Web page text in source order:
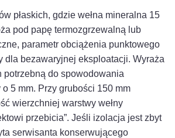
płaskich, gdzie wełna mineralna 15
pod papę termozgrzewalną lub
parametr obciążenia punktowego
dla bezawaryjnej eksploatacji. Wyraża
potrzebną do spowodowania
o 5 mm. Przy grubości 150 mm
wierzchniej warstwy wełny
przebicia”. Jeśli izolacja jest zbyt
serwisanta konserwującego